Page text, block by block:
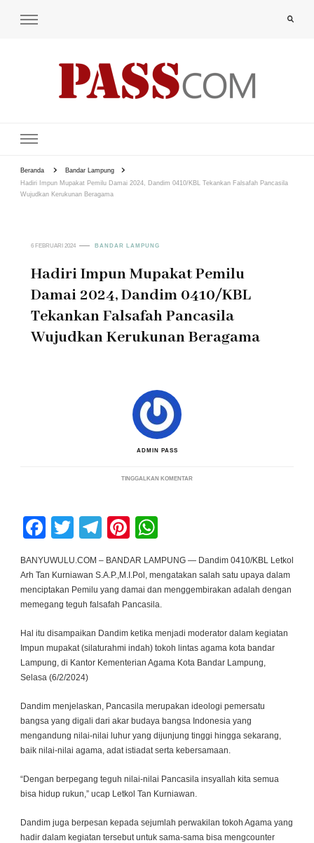
Beranda
Bandar Lampung
Hadiri Impun Mupakat Pemilu Damai 2024, Dandim 0410/KBL Tekankan Falsafah Pancasila
Wujudkan Kerukunan Beragama
6 FEBRUARI 2024 BANDAR LAMPUNG
Hadiri Impun Mupakat Pemilu
Damai 2024, Dandim 0410/KBL
Tekankan Falsafah Pancasila
Wujudkan Kerukunan Beragama
ADMIN PASS
TINGGALKAN KOMENTARPADA
0410/KBL
FALSAFAH
PANCASILA
Facebook
TwitterTelegram
Pinterest
BANYUWULU.COM – BANDAR LAMPUNG — Dandim 0410/KBL Letkol
Arh Tan Kurniawan S.A.P.,M.I.Pol, mengatakan salah satu upaya dalam
menciptakan Pemilu yang damai dan menggembirakan adalah dengan
memegang teguh falsafah Pancasila.
Hal itu disampaikan Dandim ketika menjadi moderator dalam kegiatan
Impun mupakat (silaturahmi indah) tokoh lintas agama kota bandar
Lampung, di Kantor Kementerian Agama Kota Bandar Lampung,
Selasa (6/2/2024)
Dandim menjelaskan, Pancasila merupakan ideologi pemersatu
bangsa yang digali dari akar budaya bangsa Indonesia yang
mengandung nilai-nilai luhur yang dijunjung tinggi hingga sekarang,
baik nilai-nilai agama, adat istiadat serta kebersamaan.
“Dengan berpegang teguh nilai-nilai Pancasila insyallah kita semua
bisa hidup rukun,” ucap Letkol Tan Kurniawan.
Dandim juga berpesan kepada sejumlah perwakilan tokoh Agama yang
hadir dalam kegiatan tersebut untuk sama-sama bisa mengcounter